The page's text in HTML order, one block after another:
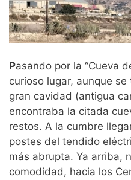
Pasando por la “Cueva
curioso lugar, aunque
gran cavidad (antigua
encontraba la citada
restos. A la cumbre
postes del tendido
más abrupta. Ya arriba,
comodidad, hacia los